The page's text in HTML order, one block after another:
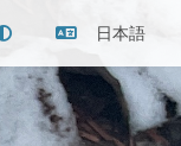
日本語